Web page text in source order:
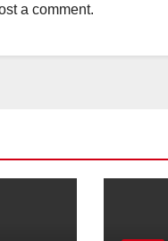
a comment.